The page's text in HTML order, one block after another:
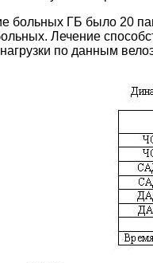
больных ГБ было 20
Лечение
по данным